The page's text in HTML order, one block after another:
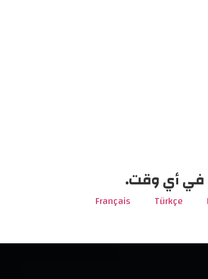
في أي وقت.
Türkçe
Français